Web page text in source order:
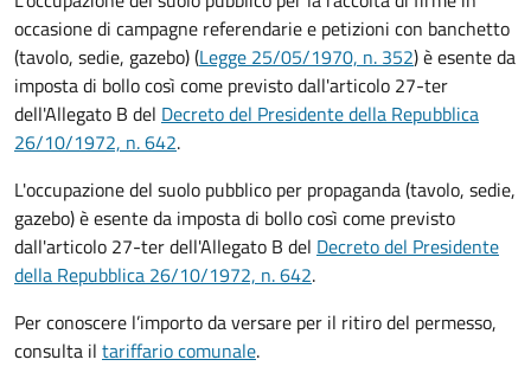
occasione di campagne referendarie e petizioni con banchetto
(tavolo, sedie, gazebo) (Legge 25/05/1970, n. 352) è esente da
imposta di bollo così come previsto dall'articolo 27-ter
dell'Allegato B del Decreto del Presidente della Repubblica
26/10/1972, n. 642.
L'occupazione del suolo pubblico per propaganda (tavolo, sedie,
gazebo) è esente da imposta di bollo così come previsto
dall'articolo 27-ter dell'Allegato B del Decreto del Presidente
della Repubblica 26/10/1972, n. 642.
Per conoscere l’importo da versare per il ritiro del permesso,
consulta il tariffario comunale.